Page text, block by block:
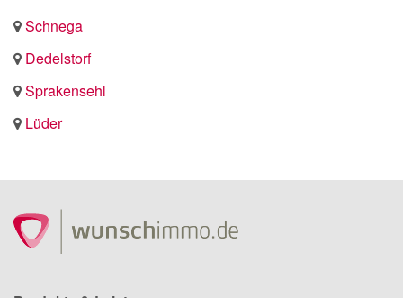
Schnega
Dedelstorf
Sprakensehl
Lüder